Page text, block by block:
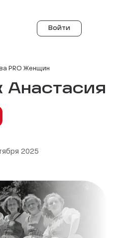
Войти
PRO Женщин
2025